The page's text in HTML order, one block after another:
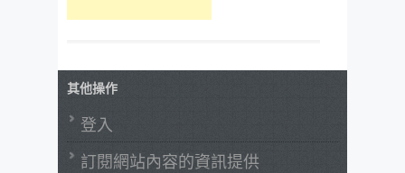
其他操作
登入
訂閱網站內容的資訊提供